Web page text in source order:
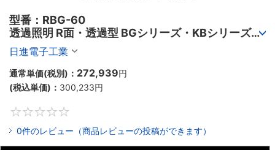
型番：RBG-60
透過照明 R面・透過型 BGシリーズ・KBシリーズ・
KCシリーズ
日進電子工業
通常単価(税別)： 272,939円
(税込単価)： 300,233円
0件のレビュー（商品レビューの投稿ができます）